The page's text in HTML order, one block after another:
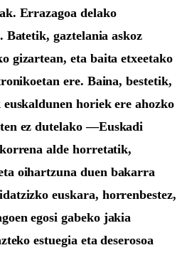
Errazagoa delako
Batetik, gaztelania askoz
gizartean, eta baita etxeetako
ere. Baina, bestetik,
euskaldunen horiek ereahozko
ez dutelako —Euskadi
alde horretatik,
oihartzuna duen bakarra
euskara, horrenbestez,
egosi gabeko jakia
estuegia eta deserosoa